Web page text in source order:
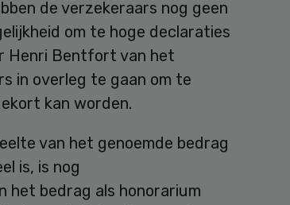
de verzekeraars nog geen
om te hoge declaraties
Henri Bentfort van het
in overleg te gaan om te
kan worden.
van het genoemde bedrag
is, is nog
het bedrag als honorarium